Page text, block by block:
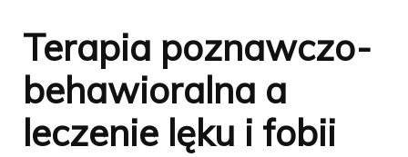
Terapia poznawczo-
behawioralna a
leczenie lęku i fobii